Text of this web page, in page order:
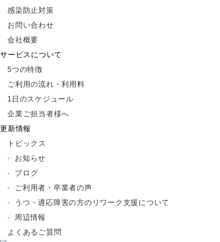
感染防止対策
お問い合わせ
会社概要
サービスについて
5つの特徴
ご利用の流れ・利用料
1日のスケジュール
企業ご担当者様へ
更新情報
トピックス
お知らせ
ブログ
ご利用者・卒業者の声
うつ・適応障害の方のリワーク支援について
周辺情報
よくあるご質問